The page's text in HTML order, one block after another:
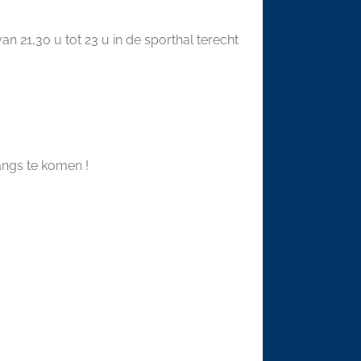
21,30 u tot 23 u in de sporthal terecht
te komen !